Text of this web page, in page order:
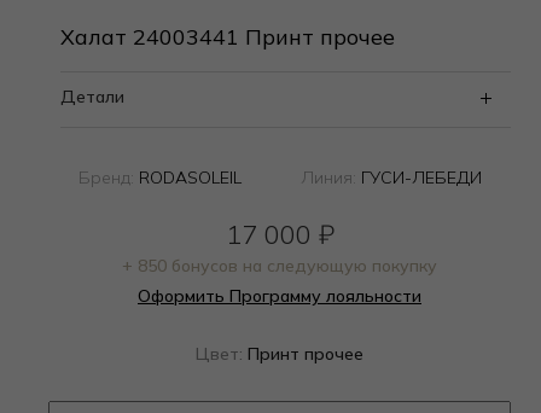
Халат 24003441 Принт прочее
Детали
Бренд: RODASOLEIL Линия: ГУСИ-ЛЕБЕДИ
17 000 ₽
+ 850 бонусов на следующую покупку
Оформить Программу лояльности
Цвет: Принт прочее